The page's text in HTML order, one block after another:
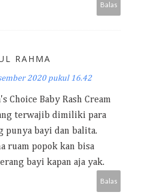
Balas
RAHMA
2020 pukul 16.42
Choice Baby Rash Cream
terwajib dimiliki para
punya bayi dan balita.
ruam popok kan bisa
bayi kapan aja yak.
Balas